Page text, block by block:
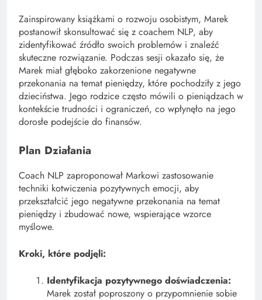
Zainspirowany książkami o rozwoju osobistym, Marek
postanowił skonsultować się z coachem NLP, aby
zidentyfikować źródło swoich problemów i znaleźć
skuteczne rozwiązanie. Podczas sesji okazało się, że
Marek miał głęboko zakorzenione negatywne
przekonania na temat pieniędzy, które pochodziły z jego
dzieciństwa. Jego rodzice często mówili o pieniądzach w
kontekście trudności i ograniczeń, co wpłynęło na jego
dorosłe podejście do finansów.
Plan Działania
Coach NLP zaproponował Markowi zastosowanie
techniki kotwiczenia pozytywnych emocji, aby
przekształcić jego negatywne przekonania na temat
pieniędzy i zbudować nowe, wspierające wzorce
myślowe.
Kroki, które podjęli:
Identyfikacja pozytywnego doświadczenia:
Marek został poproszony o przypomnienie sobie